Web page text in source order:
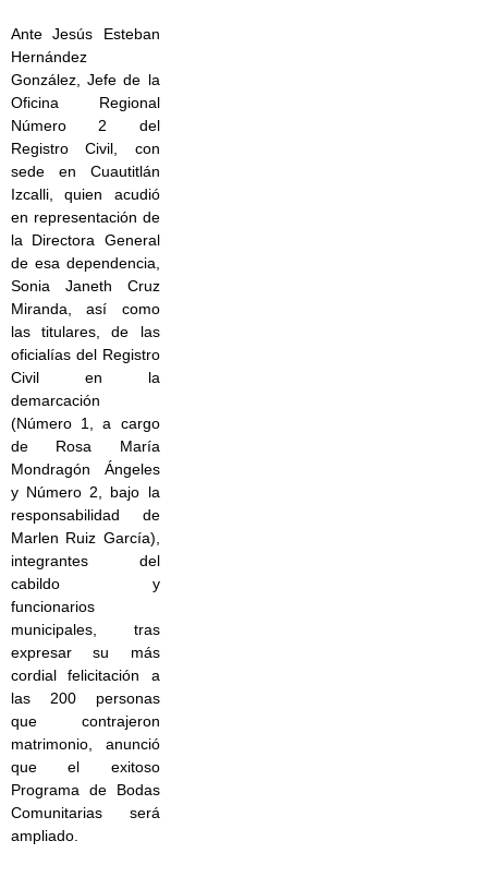
Ante Jesús Esteban
Hernández
González, Jefe de la
Oficina Regional
Número 2 del
Registro Civil, con
sede en Cuautitlán
Izcalli, quien acudió
en representación de
la Directora General
de esa dependencia,
Sonia Janeth Cruz
Miranda, así como
las titulares, de las
oficialías del Registro
Civil en la
demarcación
(Número 1, a cargo
de Rosa María
Mondragón Ángeles
y Número 2, bajo la
responsabilidad de
Marlen Ruiz García),
integrantes del
cabildo y
funcionarios
municipales, tras
expresar su más
cordial felicitación a
las 200 personas
que contrajeron
matrimonio, anunció
que el exitoso
Programa de Bodas
Comunitarias será
ampliado.